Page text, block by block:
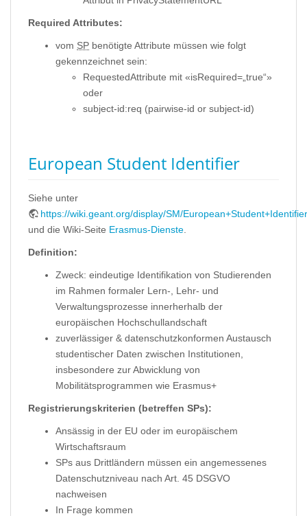
Required Attributes:
vom SP benötigte Attribute müssen wie folgt
gekennzeichnet sein:
RequestedAttribute mit «isRequired=„true“»
oder
subject-id:req (pairwise-id or subject-id)
European Student Identifier
Siehe unter
https://wiki.geant.org/display/SM/
und die Wiki-Seite Erasmus-Dienste
Definition:
Zweck: eindeutige Identifikation von Studierenden
im Rahmen formaler Lern-, Lehr- und
Verwaltungsprozesse innerherhalb der
europäischen Hochschullandschaft
zuverlässiger & datenschutzkonformen Austausch
studentischer Daten zwischen Institutionen,
insbesondere zur Abwicklung von
Mobilitätsprogrammen wie Erasmus+
Registrierungskriterien (betreffen SPs):
Ansässig in der EU oder im europäischem
Wirtschaftsraum
SPs aus Drittländern müssen ein angemessenes
Datenschutzniveau nach Art. 45 DSGVO
nachweisen
In Frage kommen